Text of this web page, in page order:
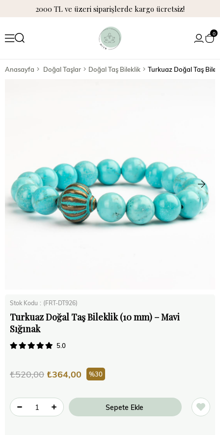
2000 TL ve üzeri siparişlerde kargo ücretsiz!
0
Anasayfa Doğal Taşlar Doğal Taş Bileklik Turkuaz Doğal Taş
Stok Kodu (FRT-DT926)
Turkuaz Doğal Taş Bileklik (10 mm) – Mavi
Sığınak
5.0
₺520,00 ₺364,00 30